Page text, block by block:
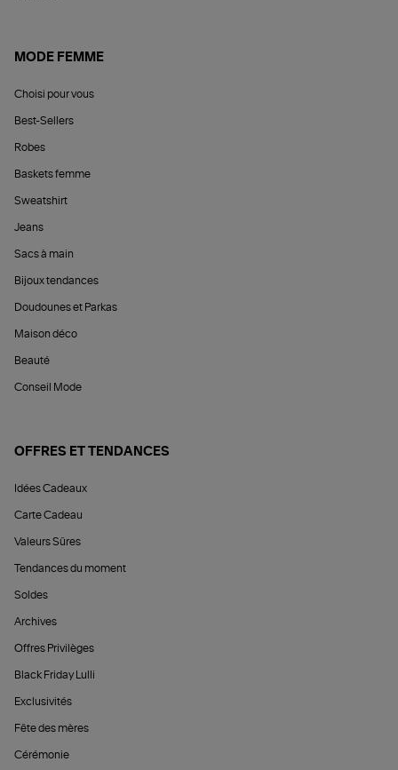
MODE FEMME
Choisi pour vous
Best-Sellers
Robes
Baskets femme
Sweatshirt
Jeans
Sacs à main
Bijoux tendances
Doudounes et Parkas
Maison déco
Beauté
Conseil Mode
OFFRES ET TENDANCES
Idées Cadeaux
Carte Cadeau
Valeurs Sûres
Tendances du moment
Soldes
Archives
Offres Privilèges
Black Friday Lulli
Exclusivités
Fête des mères
Cérémonie